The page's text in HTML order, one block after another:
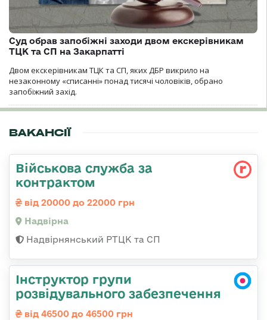
Суд обрав запобіжні заходи двом екскерівникам
ТЦК та СП на Закарпатті
Двом екскерівникам ТЦК та СП, яких ДБР викрило на
незаконному «списанні» понад тисячі чоловіків, обрано
запобіжний захід.
ВАКАНСІЇ
Військова служба за
контрактом
від 20000 до 22000 грн
Надвірна
Надвірнянський РТЦК та СП
Інструктор групи
розвідувального забезпечення
від 46500 до 46500 грн